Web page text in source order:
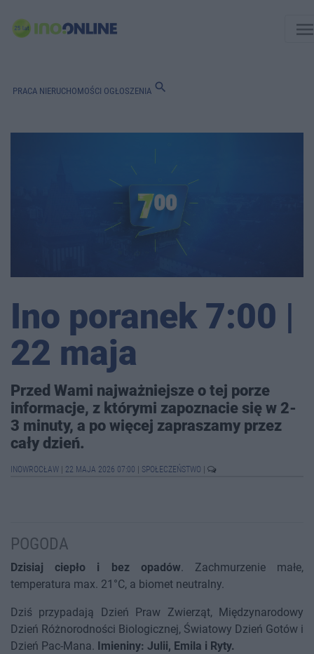
PRACA NIERUCHOMOŚCI OGŁOSZENIA search
Ino poranek 7:00 |
22 maja
Przed Wami najważniejsze o tej porze
informacje, z którymi zapoznacie się w 2-
3 minuty, a po więcej zapraszamy przez
cały dzień.
INOWROCŁAW 22 MAJA 2026 07:00 SPOŁECZEŃSTWO
POGODA
Dzisiaj ciepło i bez opadów. Zachmurzenie małe,
temperatura max. 21°C, a biomet neutralny.
Dziś przypadają Dzień Praw Zwierząt, Międzynarodowy
Dzień Różnorodności Biologicznej, Światowy Dzień Gotów i
Dzień Pac-Mana. Imieniny: Julii, Emila i Ryty.